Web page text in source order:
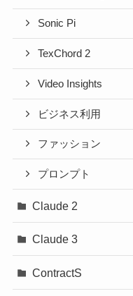
Sonic Pi
TexChord 2
Video Insights
ビジネス利用
ファッション
プロンプト
Claude 2
Claude 3
ContractS